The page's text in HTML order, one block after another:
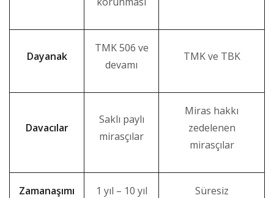
Dayanak
TMK 506 ve
devamı
TMK ve TBK
Davacılar
Saklı paylı
mirasçılar
Miras hakkı
zedelenen
mirasçılar
Zamanaşımı 1 yıl – 10 yıl Süresiz